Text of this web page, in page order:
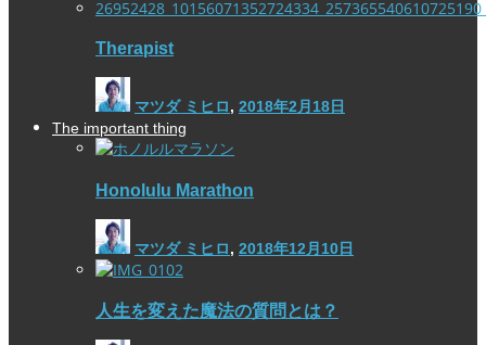
Therapist
マツダ ミヒロ, 2018年2月18日
The important thing
Honolulu Marathon
マツダ ミヒロ, 2018年12月10日
人生を変えた魔法の質問とは？